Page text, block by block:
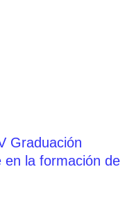
Graduación
en la formación de